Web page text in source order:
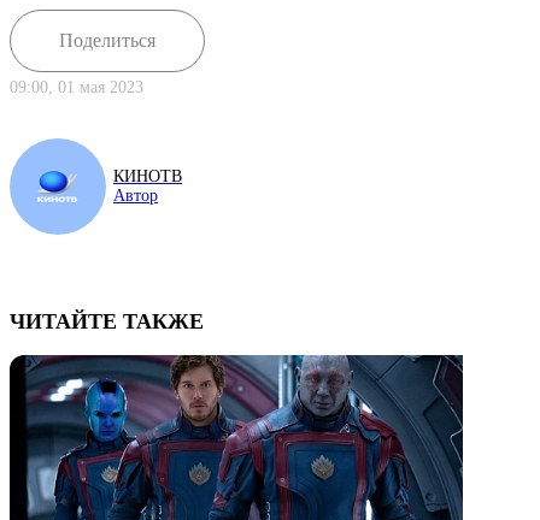
Поделиться
09:00, 01 мая 2023
КИНОТВ
Автор
ЧИТАЙТЕ ТАКЖЕ